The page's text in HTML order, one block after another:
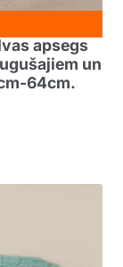
apsegs
un
64cm.